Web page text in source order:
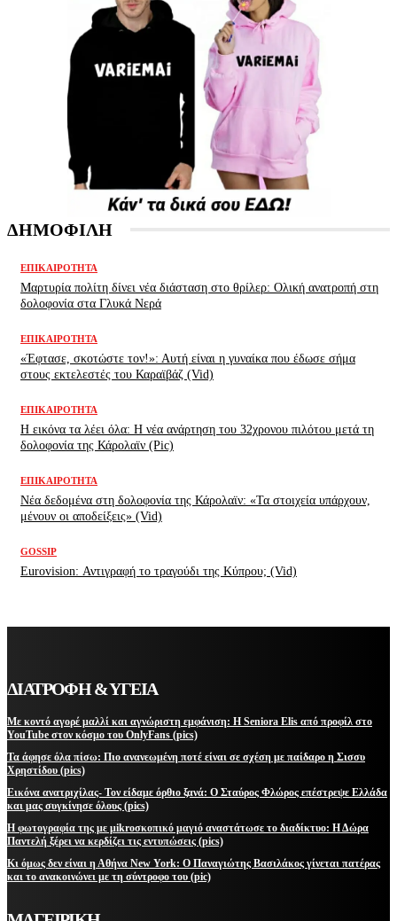
ΔΗΜΟΦΙΛΗ
ΕΠΙΚΑΙΡΌΤΗΤΑ
Μαρτυρία πολίτη δίνει νέα διάσταση στο θρίλερ: Ολική ανατροπή στη
δολοφονία στα Γλυκά Νερά
ΕΠΙΚΑΙΡΌΤΗΤΑ
«Έφτασε, σκοτώστε τον!»: Αυτή είναι η γυναίκα που έδωσε σήμα
στους εκτελεστές του Καραϊβάζ (Vid)
ΕΠΙΚΑΙΡΌΤΗΤΑ
H εικόνα τα λέει όλα: H νέα ανάρτηση του 32χρονου πιλότου μετά τη
δολοφονία της Κάρολαϊν (Pic)
ΕΠΙΚΑΙΡΌΤΗΤΑ
Νέα δεδομένα στη δολοφονία της Κάρολαϊν: «Τα στοιχεία υπάρχουν,
μένουν οι αποδείξεις» (Vid)
GOSSIP
Eurovision: Αντιγραφή το τραγούδι της Κύπρου; (Vid)
ΔΙΑΤΡΟΦΗ & ΥΓΕΙΑ
Με κοντό αγορέ μαλλί και αγνώριστη εμφάνιση: Η Seniora Elis από προφίλ στο
YouTube στον κόσμο του OnlyFans (pics)
Τα άφησε όλα πίσω: Πιο ανανεωμένη ποτέ είναι σε σχέση με παίδαρο η Σισσυ
Χρηστίδου (pics)
Εικόνα ανατριχίλας- Τον είδαμε όρθιο ξανά: Ο Σταύρος Φλώρος επέστρεψε Ελλάδα
και μας συγκίνησε όλους (pics)
Η φωτογραφία της με μikroσκοπικό μαγιό αναστάτωσε το διαδίκτυο: Η Δώρα
Παντελή ξέρει να κερδίζει τις εντυπώσεις (pics)
Κι όμως δεν είναι η Αθήνα New York: Ο Παναγιώτης Βασιλάκος γίνεται πατέρας
και το ανακοινώνει με τη σύντροφο του (pic)